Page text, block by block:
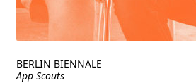
BERLIN BIENNALE
App Scouts